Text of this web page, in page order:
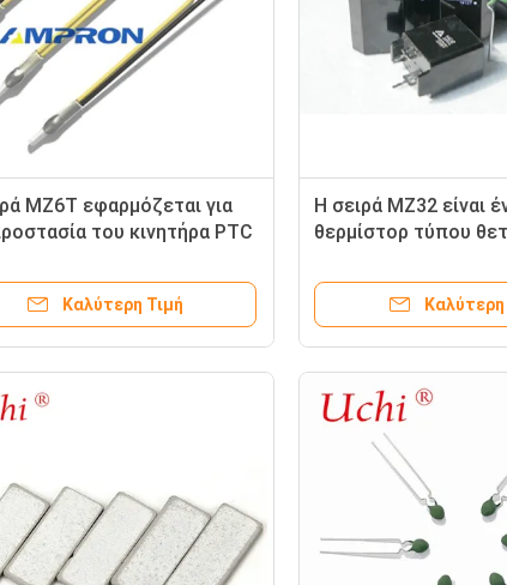
MZ6T εφαρμόζεται για
του κινητήρα PTC
Καλύτερη Τιμή
Η σειρά MZ32 είναι
θερμίστορ τύπου
Καλύτερη